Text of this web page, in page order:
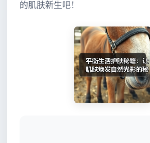
的肌肤新生吧！